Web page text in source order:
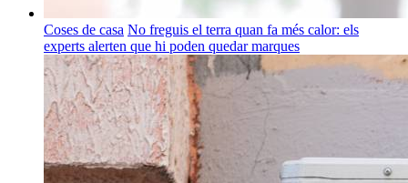
Coses de casa No freguis el terra quan fa més calor: els
experts alerten que hi poden quedar marques